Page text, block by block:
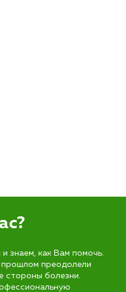
знаем, как Вам помочь.
прошлом преодолели
стороны болезни.